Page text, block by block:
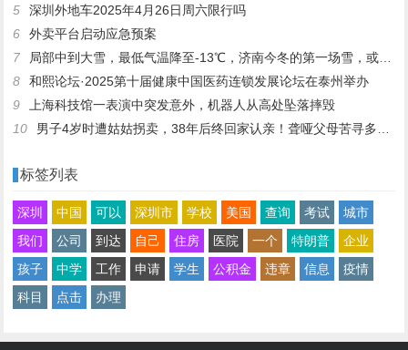
5
深圳外地车2025年4月26日周六限行吗
6
外卖平台启动应急预案
7
局部中到大雪，最低气温降至-13℃，济南今冬的第一场雪，或跟去年同一时间！
8
和熙论坛·2025第十届健康中国医药连锁发展论坛在泰州举办
9
上海科技馆一表演中突发意外，机器人从高处坠落摔毁
10
男子4岁时遭姑姑拐卖，38年后终回家认亲！聋哑父母苦寻多年，母亲已抱憾离世丨红星寻人
标签列表
深圳 中国 可以 深圳市 学校 美国 查询 考试
城市
我们
公司 到达 自己 住房 医院 一个 特朗普
企业
孩子
中学 工作 申请 学生 公积金 违章 信息
疫情
科目
点击 办理